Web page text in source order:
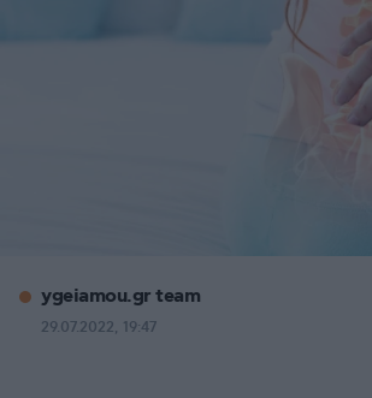
ygeiamou.gr team
29.07.2022, 19:47